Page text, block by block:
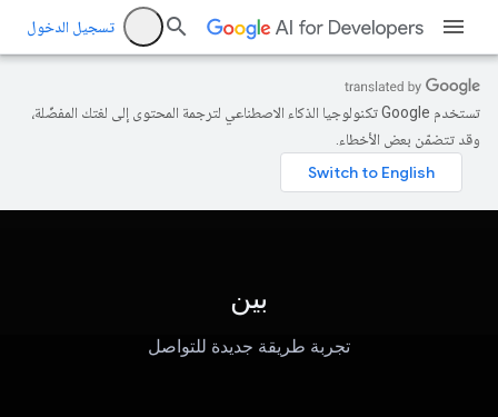
تسجيل الدخول
تستخدم Google تكنولوجيا الذكاء الاصطناعي لترجمة المحتوى إلى لغتك المفضّلة،
وقد تتضمّن بعض الأخطاء.
بين
تجربة طريقة جديدة للتواصل